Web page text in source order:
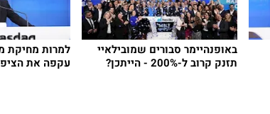
באופנהיימר סבורים שמובילאיי
תזנק קרוב ל-200% - הייתכן?
למרות מחיקת
עקפה את